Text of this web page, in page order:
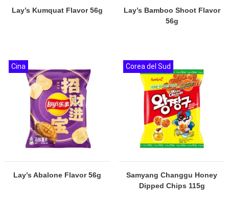
Lay’s Kumquat Flavor 56g
Lay’s Bamboo Shoot Flavor
56g
Lay’s Abalone Flavor 56g
Cina
Samyang Changgu Honey
Dipped Chips 115g
Corea del Sud